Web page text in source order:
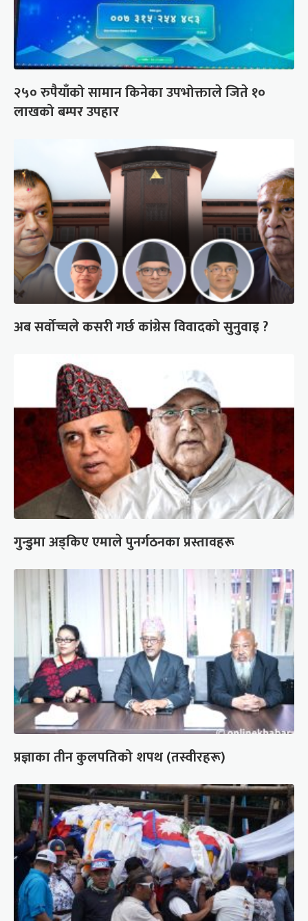
२५० रुपैयाँको सामान किनेका उपभोक्ताले जिते १०
लाखको बम्पर उपहार
अब सर्वोच्चले कसरी गर्छ कांग्रेस विवादको सुनुवाइ ?
गुन्डुमा अड्किए एमाले पुनर्गठनका प्रस्तावहरू
प्रज्ञाका तीन कुलपतिको शपथ (तस्वीरहरू)